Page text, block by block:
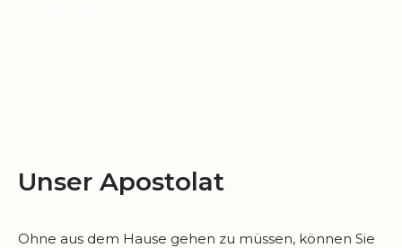
Unser Apostolat
Ohne aus dem Hause gehen zu müssen, können Sie